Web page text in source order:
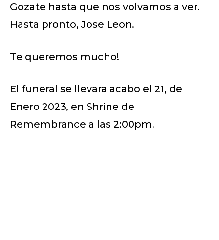
Gozate hasta que nos volvamos a ver.
Hasta pronto, Jose Leon.
Te queremos mucho!
El funeral se llevara acabo el 21, de
Enero 2023, en Shrine de
Remembrance a las 2:00pm.